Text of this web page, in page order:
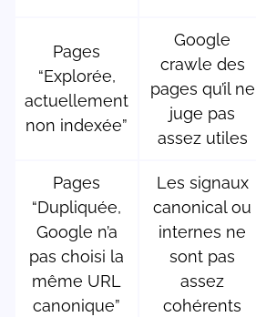
Pages
“Explorée,
actuellement
non indexée”
Google
crawle des
pages qu’il ne
juge pas
assez utiles
Pages
“Dupliquée,
Google n’a
pas choisi la
même URL
canonique”
Les signaux
canonical ou
internes ne
sont pas
assez
cohérents